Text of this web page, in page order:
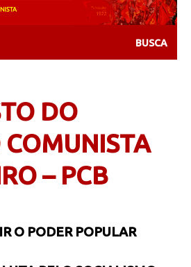
DO
COMUNISTA
– PCB
O PODER POPULAR